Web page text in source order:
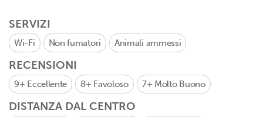
SERVIZI
Wi-Fi Non fumatori Animali ammessi
RECENSIONI
9+ Eccellente 8+ Favoloso 7+ Molto Buono
DISTANZA DAL CENTRO